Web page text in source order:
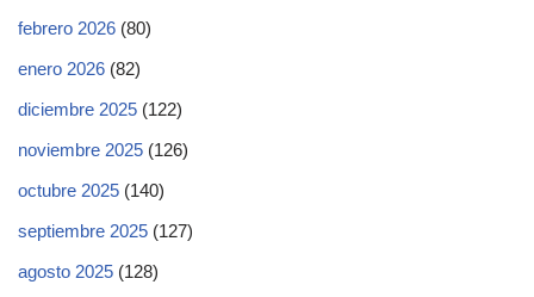
febrero 2026 (80)
enero 2026 (82)
diciembre 2025 (122)
noviembre 2025 (126)
octubre 2025 (140)
septiembre 2025 (127)
agosto 2025 (128)